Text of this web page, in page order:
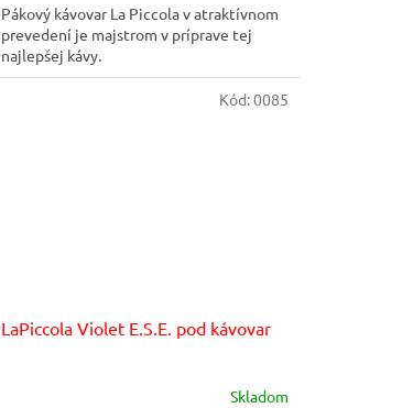
Pákový kávovar La Piccola v atraktívnom
prevedení je majstrom v príprave tej
najlepšej kávy.
LaPiccola Violet E.S.E. pod kávovar
Skladom
Kód:0085